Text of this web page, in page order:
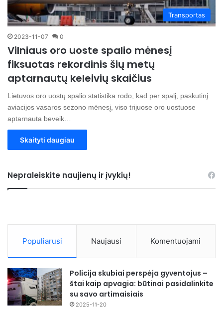
Transportas
2023-11-07 0
Vilniaus oro uoste spalio mėnesį
fiksuotas rekordinis šių metų
aptarnautų keleivių skaičius
Lietuvos oro uostų spalio statistika rodo, kad per spalį, paskutinį
aviacijos vasaros sezono mėnesį, viso trijuose oro uostuose
aptarnauta beveik…
Skaityti daugiau
Nepraleiskite naujienų ir įvykių!
Populiarusi Naujausi Komentuojami
Policija skubiai perspėja gyventojus –
štai kaip apvagia: būtinai pasidalinkite
su savo artimaisiais
2025-11-20